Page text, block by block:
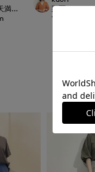
満屋SUPERIORCLOSET
那覇メイン
157